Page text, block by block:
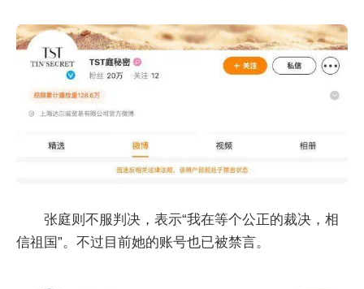
张庭则不服判决，表示“我在等个公正的裁决，相
信祖国”。不过目前她的账号也已被禁言。